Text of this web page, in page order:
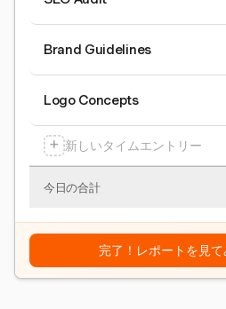
Brand Guidelines
Logo Concepts
+ 新しいタイムエントリー
今日の合計
完了！レポートを見て